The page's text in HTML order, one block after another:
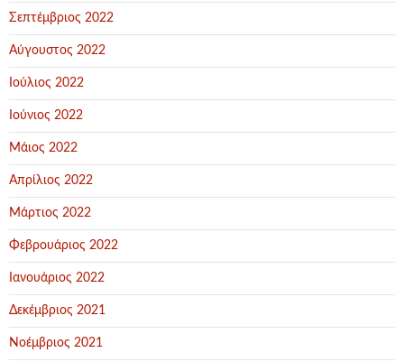
Σεπτέμβριος 2022
Αύγουστος 2022
Ιούλιος 2022
Ιούνιος 2022
Μάιος 2022
Απρίλιος 2022
Μάρτιος 2022
Φεβρουάριος 2022
Ιανουάριος 2022
Δεκέμβριος 2021
Νοέμβριος 2021